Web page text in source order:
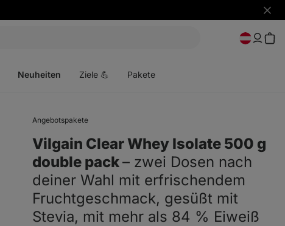
Neuheiten Ziele 💪 Pakete
Angebotspakete
Vilgain Clear Whey Isolate 500 g
double pack⁠–⁠ zwei Dosen nach
deiner Wahl mit erfrischendem
Fruchtgeschmack, gesüßt mit
Stevia, mit mehr als 84 % Eiweiß